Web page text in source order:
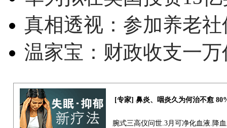
真相透视：参加养老
温家宝：财政收支一
[专家] 鼻炎、咽炎久为何治不愈
腕式三高仪问世.3月可净化血液.降